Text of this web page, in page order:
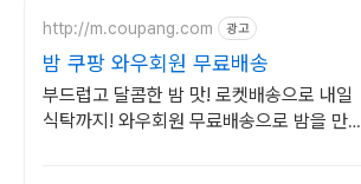
http://m.coupang.com 광고
밤 쿠팡 와우회원 무료배송
부드럽고 달콤한 밤 맛! 로켓배송으로 내일
식탁까지! 와우회원 무료배송으로 밤을 만나